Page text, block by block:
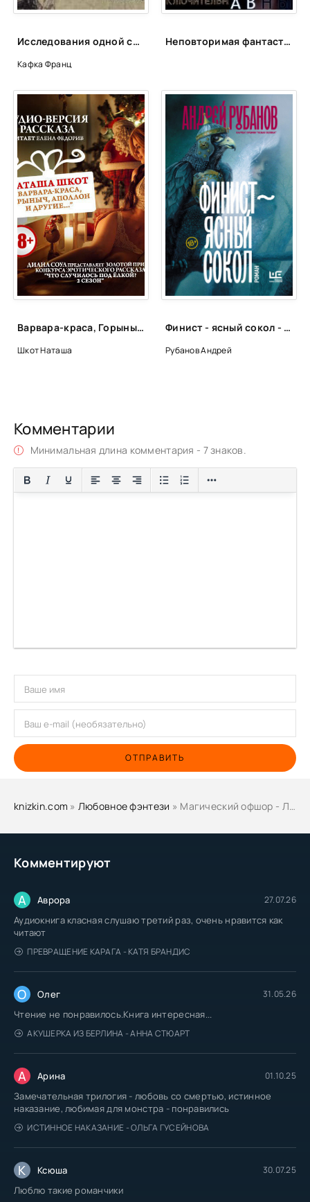
Комментируют
А Аврора 27.07.26
Аудиокнига класная слушаю третий раз, очень нравится как
читают
ПРЕВРАЩЕНИЕ КАРАГА - КАТЯ БРАНДИС
О Олег 31.05.26
Чтение не понравилось.Книга интересная...
АКУШЕРКА ИЗ БЕРЛИНА - АННА СТЮАРТ
А Арина 01.10.25
Замечательная трилогия - любовь со смертью, истинное
наказание, любимая для монстра - понравились
ИСТИННОЕ НАКАЗАНИЕ - ОЛЬГА ГУСЕЙНОВА
К Ксюша 30.07.25
Люблю такие романчики
Исследования одной собаки - Франц Кафка
Кафка Франц
Неповторимая фантастика Anne Dar в аудио
Варвара-краса, Горыныч, Аполлон и другие - Наташа Шкот
Шкот Наташа
Финист - ясный сокол - Андрей Рубанов
Рубанов Андрей
Комментарии
Минимальная длина комментария - 7 знаков.
ОТПРАВИТЬ
knizkin.com » Любовное фэнтези » Магический офшор - Леденцовская Анна